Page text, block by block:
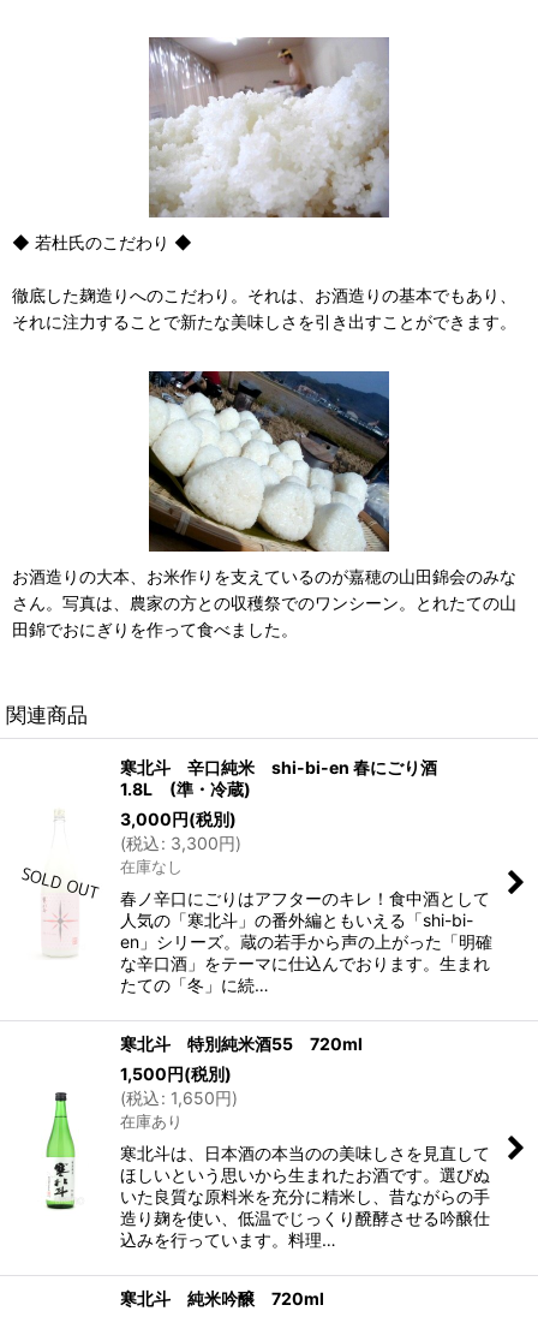
◆ 若杜氏のこだわり ◆
徹底した麹造りへのこだわり。それは、お酒造りの基本でもあり、
それに注力することで新たな美味しさを引き出すことができます。
お酒造りの大本、お米作りを支えているのが嘉穂の山田錦会のみな
さん。写真は、農家の方との収穫祭でのワンシーン。とれたての山
田錦でおにぎりを作って食べました。
関連商品
寒北斗 辛口純米 shi-bi-en 春にごり酒
1.8L (準・冷蔵)
3,000円(税別)
(税込: 3,300円)
在庫なし
春ノ辛口にごりはアフターのキレ！食中酒として
人気の「寒北斗」の番外編ともいえる「shi-bi-
en」シリーズ。蔵の若手から声の上がった「明確
な辛口酒」をテーマに仕込んでおります。生まれ
たての「冬」に続…
寒北斗 特別純米酒55 720ml
1,500円(税別)
(税込: 1,650円)
在庫あり
寒北斗は、日本酒の本当のの美味しさを見直して
ほしいという思いから生まれたお酒です。選びぬ
いた良質な原料米を充分に精米し、昔ながらの手
造り麹を使い、低温でじっくり醗酵させる吟醸仕
込みを行っています。料理…
寒北斗 純米吟醸 720ml